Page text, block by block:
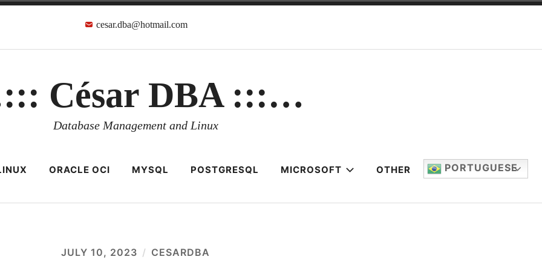
cesar.dba@hotmail.com
César DBA :::…
Database Management and Linux
ORACLE OCI MYSQL POSTGRESQL MICROSOFT OTHER PORTUGUESE
JULY 10, 2023 CESARDBA